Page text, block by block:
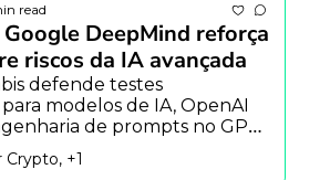
read
Google DeepMind reforça
riscos da IA avançada
defende testes
modelos de IA, OpenAI
de prompts no GPT-
sanções ao Irã com
+1